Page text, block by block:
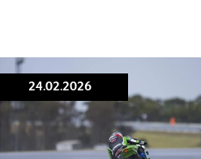
24.02.2026